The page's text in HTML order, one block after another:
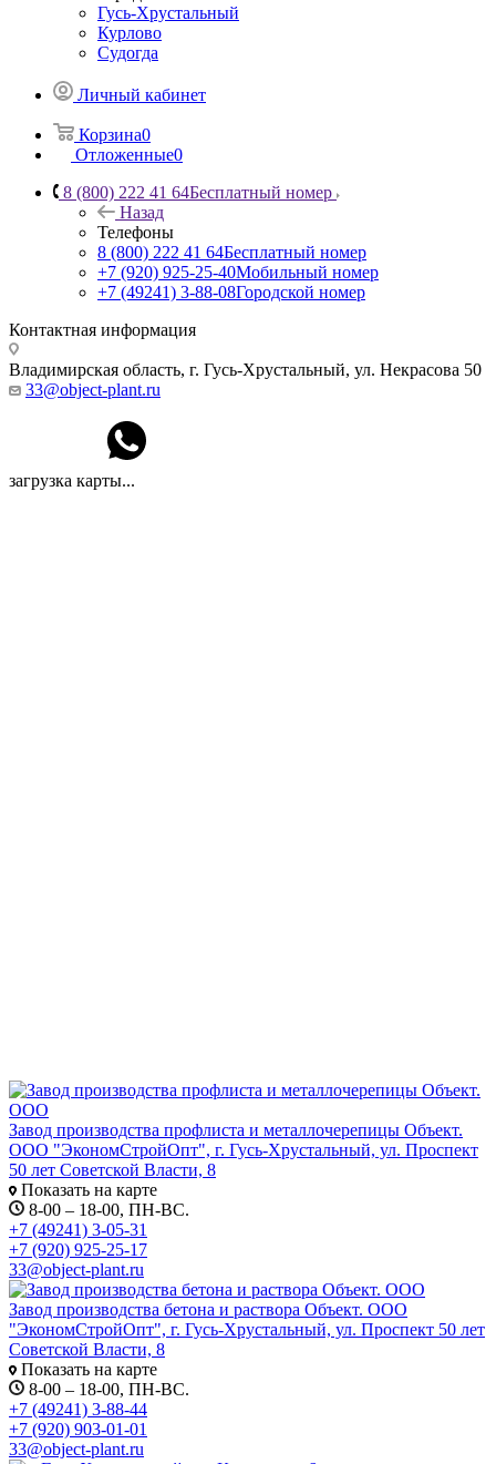
Гусь-Хрустальный
Курлово
Судогда
Личный кабинет
Корзина0
Отложенные0
8 (800) 222 41 64Бесплатный номер
Назад
Телефоны
8 (800) 222 41 64Бесплатный номер
+7 (920) 925-25-40Мобильный номер
+7 (49241) 3-88-08Городской номер
Контактная информация
Владимирская область, г. Гусь-Хрустальный, ул. Некрасова 50
33@object-plant.ru
загрузка карты...
Завод производства профлиста и металлочерепицы Объект.
ООО "ЭкономСтройОпт", г. Гусь-Хрустальный, ул. Проспект
50 лет Советской Власти, 8
Показать на карте
8-00 – 18-00, ПН-ВС.
+7 (49241) 3-05-31
+7 (920) 925-25-17
33@object-plant.ru
Завод производства бетона и раствора Объект. ООО
"ЭкономСтройОпт", г. Гусь-Хрустальный, ул. Проспект 50 лет
Советской Власти, 8
Показать на карте
8-00 – 18-00, ПН-ВС.
+7 (49241) 3-88-44
+7 (920) 903-01-01
33@object-plant.ru